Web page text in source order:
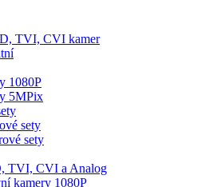
TVI, CVI kamer
1080P
5MPix
sety
sety
TVI, CVI a Analog
kamery 1080P